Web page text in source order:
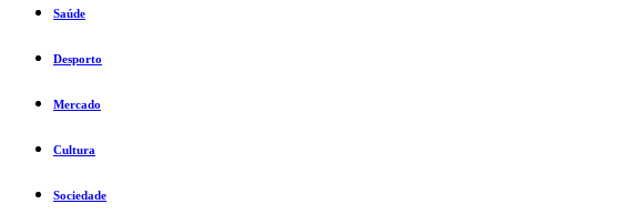
Saúde
Desporto
Mercado
Cultura
Sociedade